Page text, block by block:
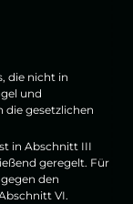
die nicht in
und
die gesetzlichen
in Abschnitt III
geregelt. Für
den
VI.